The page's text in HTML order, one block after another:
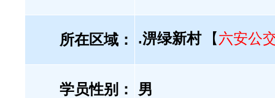
所在区域： .淠绿新村 【六安公
学员性别： 男